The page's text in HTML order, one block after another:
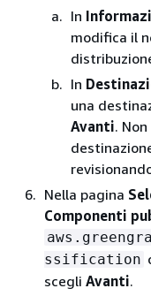
In
modifica il
In
una
Avanti.
Nella pagina
Componenti
ssification
scegli Avanti.